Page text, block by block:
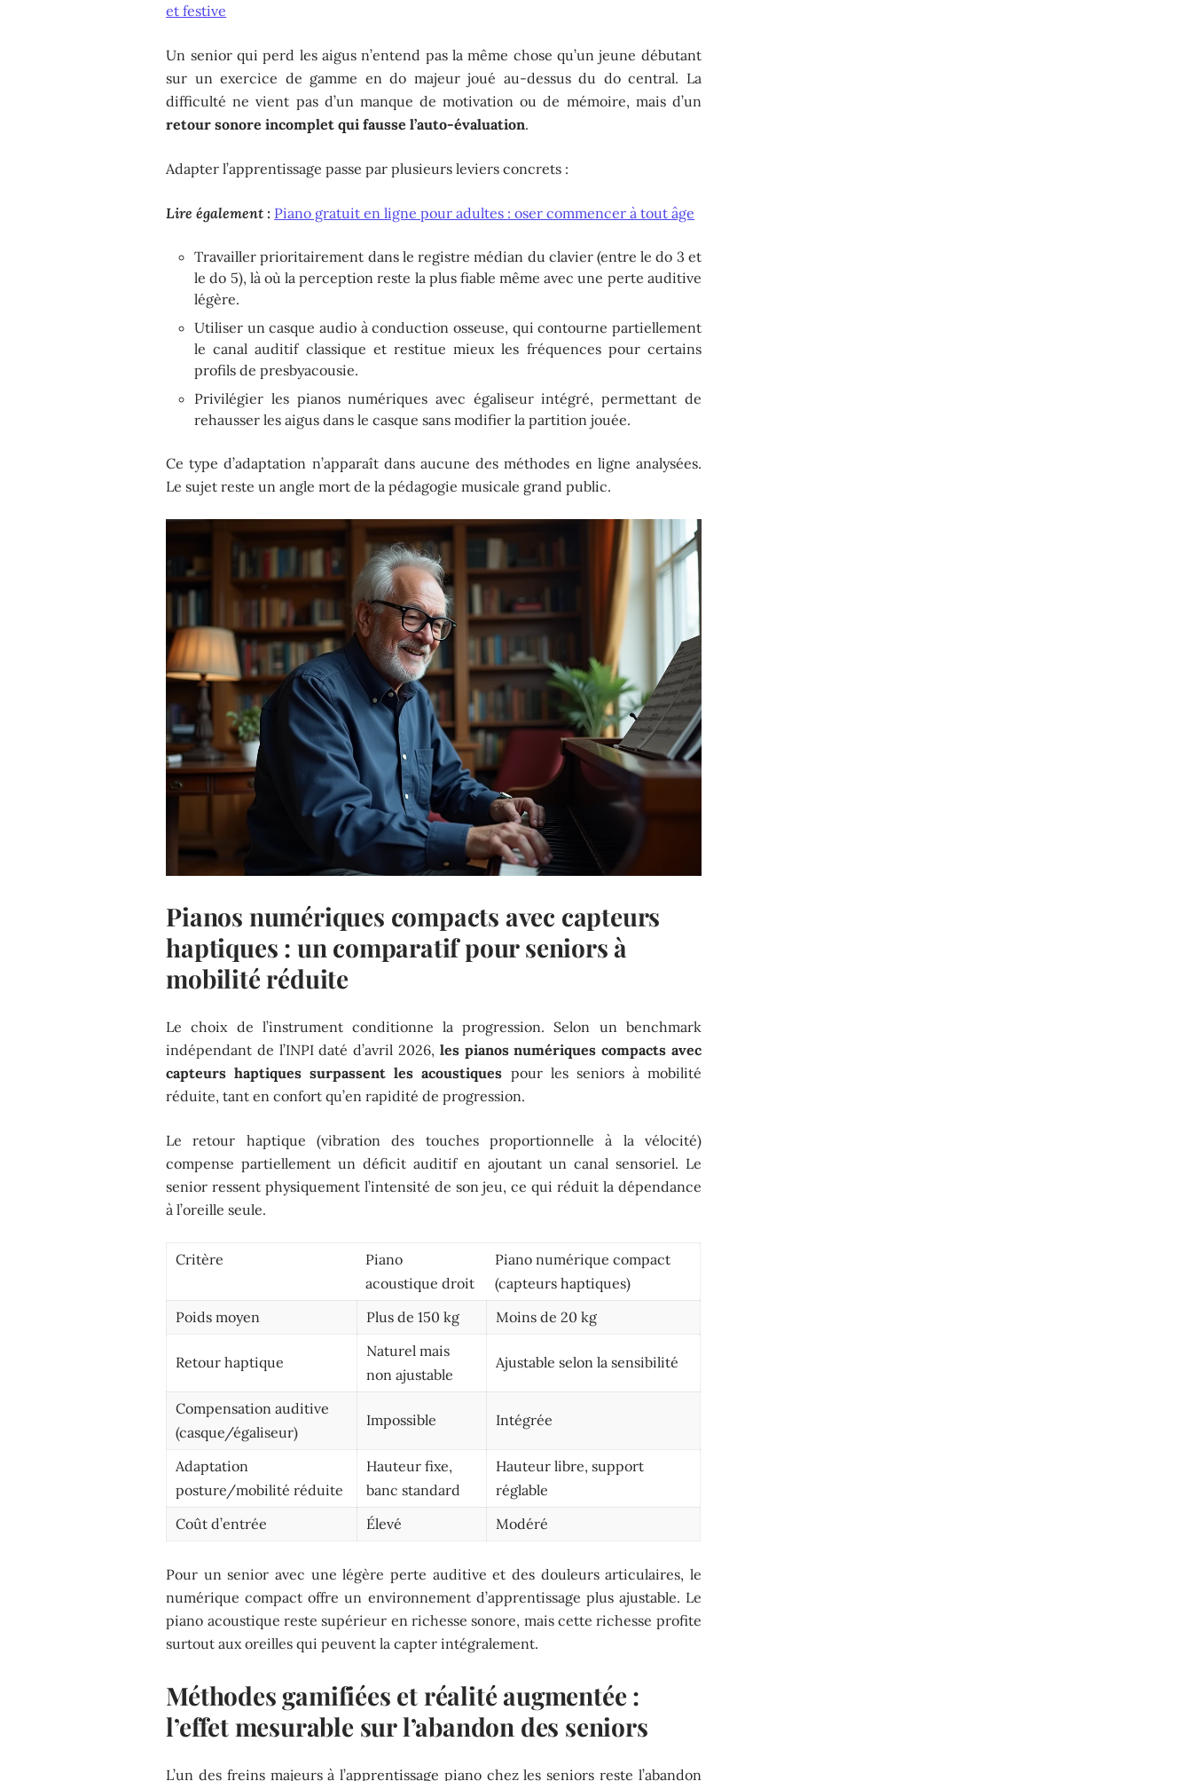
et festive
Un senior qui perd les aigus n’entend pas la même chose qu’un jeune débutant
sur un exercice de gamme en do majeur joué au-dessus du do central. La
difficulté ne vient pas d’un manque de motivation ou de mémoire, mais d’un
retour sonore incomplet qui fausse l’auto-évaluation.
Adapter l’apprentissage passe par plusieurs leviers concrets :
Lire également : Piano gratuit en ligne pour adultes : oser commencer à tout âge
Travailler prioritairement dans le registre médian du clavier (entre le do 3 et
le do 5), là où la perception reste la plus fiable même avec une perte auditive
légère.
Utiliser un casque audio à conduction osseuse, qui contourne partiellement
le canal auditif classique et restitue mieux les fréquences pour certains
profils de presbyacousie.
Privilégier les pianos numériques avec égaliseur intégré, permettant de
rehausser les aigus dans le casque sans modifier la partition jouée.
Ce type d’adaptation n’apparaît dans aucune des méthodes en ligne analysées.
Le sujet reste un angle mort de la pédagogie musicale grand public.
Pianos numériques compacts avec capteurs
haptiques : un comparatif pour seniors à
mobilité réduite
Le choix de l’instrument conditionne la progression. Selon un benchmark
indépendant de l’INPI daté d’avril 2026, les pianos numériques compacts avec
capteurs haptiques surpassent les acoustiques pour les seniors à mobilité
réduite, tant en confort qu’en rapidité de progression.
Le retour haptique (vibration des touches proportionnelle à la vélocité)
compense partiellement un déficit auditif en ajoutant un canal sensoriel. Le
senior ressent physiquement l’intensité de son jeu, ce qui réduit la dépendance
à l’oreille seule.
Critère
Piano
acoustique droit
Piano numérique compact
(capteurs haptiques)
Poids moyen
Plus de 150 kg Moins de 20 kg
Retour haptique
Naturel mais
non ajustable
Ajustable selon la sensibilité
Compensation auditive
(casque/égaliseur)
Impossible Intégrée
Adaptation
posture/mobilité réduite
Hauteur fixe,
banc standard
Hauteur libre, support
réglable
Coût d’entrée
Élevé Modéré
Pour un senior avec une légère perte auditive et des douleurs articulaires, le
numérique compact offre un environnement d’apprentissage plus ajustable. Le
piano acoustique reste supérieur en richesse sonore, mais cette richesse profite
surtout aux oreilles qui peuvent la capter intégralement.
Méthodes gamifiées et réalité augmentée :
l’effet mesurable sur l’abandon des seniors
L’un des freins majeurs à l’apprentissage piano chez les seniors reste l’abandon